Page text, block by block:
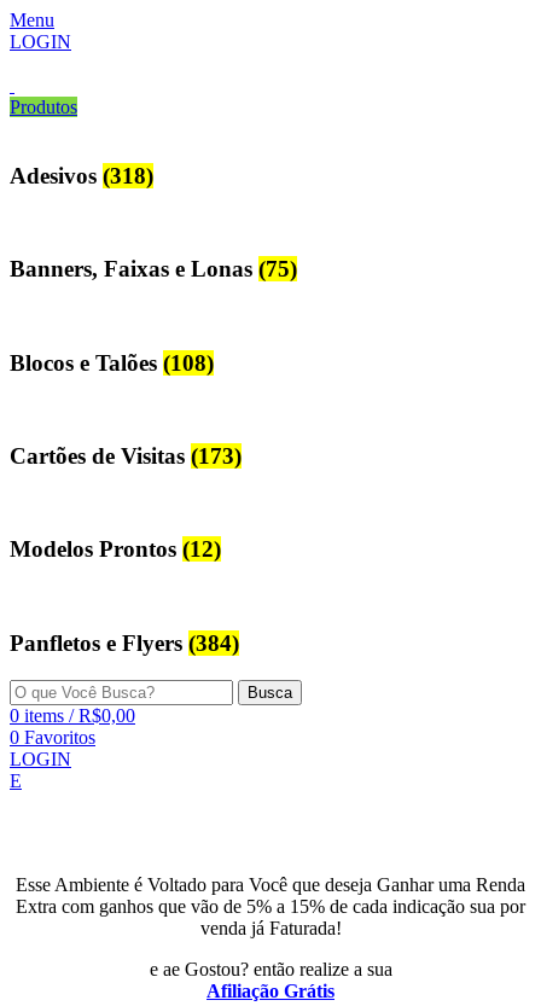
Menu
LOGIN
Produtos
Adesivos (318)
Banners, Faixas e Lonas (75)
Blocos e Talões (108)
Cartões de Visitas (173)
Modelos Prontos (12)
Panfletos e Flyers (384)
Busca
0 items / R$0,00
0 Favoritos
LOGIN
E
Esse Ambiente é Voltado para Você que deseja Ganhar uma Renda
Extra com ganhos que vão de 5% a 15% de cada indicação sua por
venda já Faturada!
e ae Gostou? então realize a sua
Afiliação Grátis